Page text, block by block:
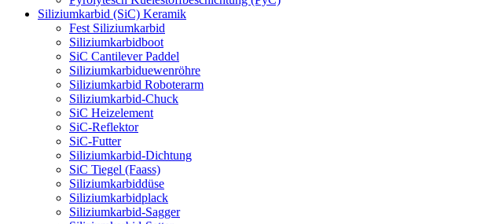
Siliziumkarbid (SiC) Keramik
Fest Siliziumkarbid
Siliziumkarbidboot
SiC Cantilever Paddel
Siliziumkarbiduewenröhre
Siliziumkarbid Roboterarm
Siliziumkarbid-Chuck
SiC Heizelement
SiC-Reflektor
SiC-Futter
Siliziumkarbid-Dichtung
SiC Tiegel (Faass)
Siliziumkarbiddüse
Siliziumkarbidplack
Siliziumkarbid-Sagger